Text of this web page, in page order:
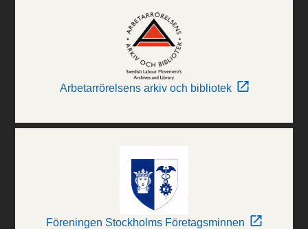
Arbetarrörelsens arkiv och bibliotek
Föreningen Stockholms Företagsminnen